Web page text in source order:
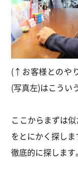
(↑お客様とのや
(写真左)はこうい
ここからまずは
をとにかく探しま
徹底的に探します。